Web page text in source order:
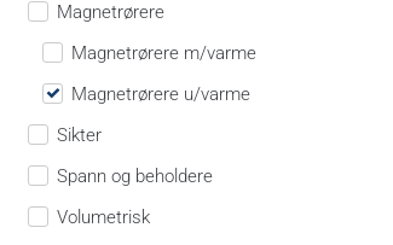
Magnetrørere
Magnetrørere m/varme
Magnetrørere u/varme
Sikter
Spann og beholdere
Volumetrisk